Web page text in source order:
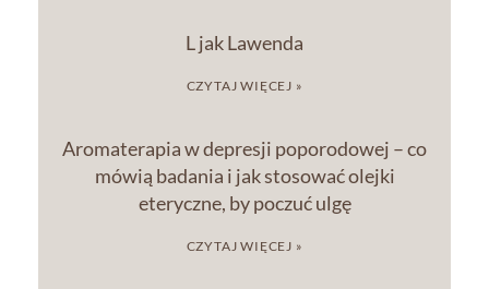
L jak Lawenda
CZYTAJ WIĘCEJ »
Aromaterapia w depresji poporodowej – co
mówią badania i jak stosować olejki
eteryczne, by poczuć ulgę
CZYTAJ WIĘCEJ »